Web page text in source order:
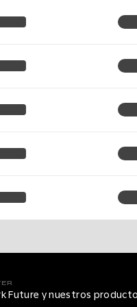
Future y nuestros